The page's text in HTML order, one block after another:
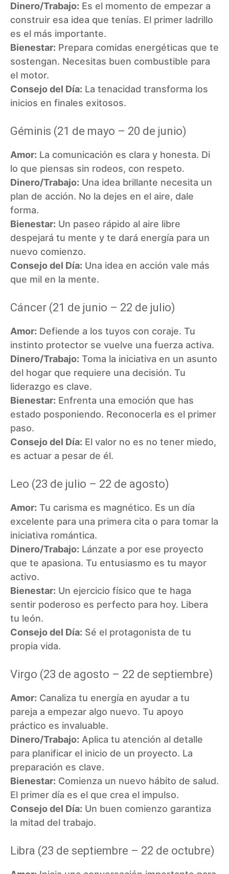
Dinero/Trabajo: Es el momento de empezar a
construir esa idea que tenías. El primer ladrillo
es el más importante.
Bienestar: Prepara comidas energéticas que te
sostengan. Necesitas buen combustible para
el motor.
Consejo del Día: La tenacidad transforma los
inicios en finales exitosos.
Géminis (21 de mayo – 20 de junio)
Amor: La comunicación es clara y honesta. Di
lo que piensas sin rodeos, con respeto.
Dinero/Trabajo: Una idea brillante necesita un
plan de acción. No la dejes en el aire, dale
forma.
Bienestar: Un paseo rápido al aire libre
despejará tu mente y te dará energía para un
nuevo comienzo.
Consejo del Día: Una idea en acción vale más
que mil en la mente.
Cáncer (21 de junio – 22 de julio)
Amor: Defiende a los tuyos con coraje. Tu
instinto protector se vuelve una fuerza activa.
Dinero/Trabajo: Toma la iniciativa en un asunto
del hogar que requiere una decisión. Tu
liderazgo es clave.
Bienestar: Enfrenta una emoción que has
estado posponiendo. Reconocerla es el primer
paso.
Consejo del Día: El valor no es no tener miedo,
es actuar a pesar de él.
Leo (23 de julio – 22 de agosto)
Amor: Tu carisma es magnético. Es un día
excelente para una primera cita o para tomar la
iniciativa romántica.
Dinero/Trabajo: Lánzate a por ese proyecto
que te apasiona. Tu entusiasmo es tu mayor
activo.
Bienestar: Un ejercicio físico que te haga
sentir poderoso es perfecto para hoy. Libera
tu león.
Consejo del Día: Sé el protagonista de tu
propia vida.
Virgo (23 de agosto – 22 de septiembre)
Amor: Canaliza tu energía en ayudar a tu
pareja a empezar algo nuevo. Tu apoyo
práctico es invaluable.
Dinero/Trabajo: Aplica tu atención al detalle
para planificar el inicio de un proyecto. La
preparación es clave.
Bienestar: Comienza un nuevo hábito de salud.
El primer día es el que crea el impulso.
Consejo del Día: Un buen comienzo garantiza
la mitad del trabajo.
Libra (23 de septiembre – 22 de octubre)